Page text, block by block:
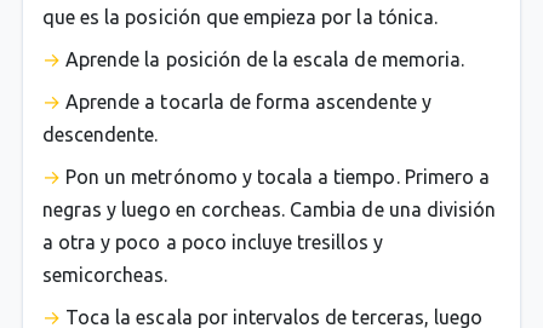
que es la posición que empieza por la tónica.
Aprende la posición de la escala de memoria.
Aprende a tocarla de forma ascendente y
descendente.
Pon un metrónomo y tocala a tiempo. Primero a
negras y luego en corcheas. Cambia de una división
a otra y poco a poco incluye tresillos y
semicorcheas.
Toca la escala por intervalos de terceras, luego